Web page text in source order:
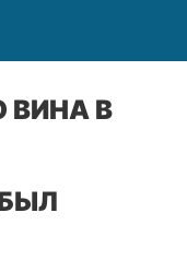
ВИНА В